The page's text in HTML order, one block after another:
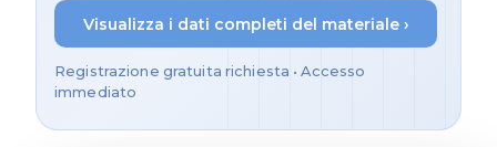
Visualizza i dati completi del materiale ›
Registrazione gratuita richiesta • Accesso
immediato